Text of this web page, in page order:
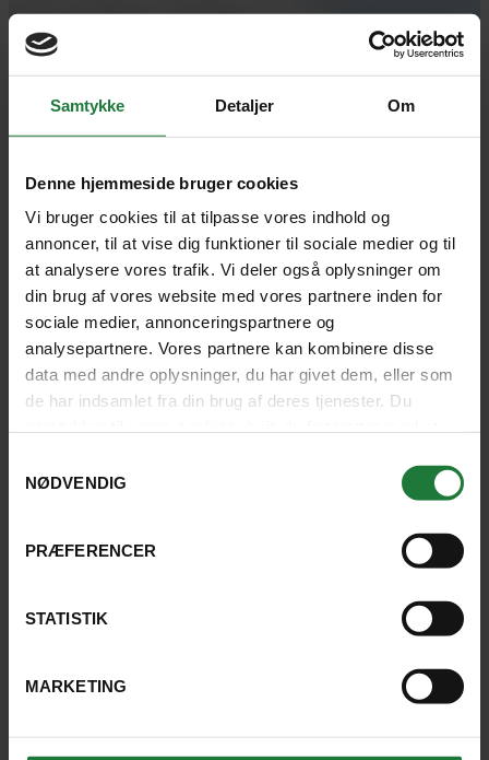
Samtykke Detaljer Om
Denne hjemmeside bruger cookies
Vi bruger cookies til at tilpasse vores indhold og
annoncer, til at vise dig funktioner til sociale medier og til
at analysere vores trafik. Vi deler også oplysninger om
din brug af vores website med vores partnere inden for
sociale medier, annonceringspartnere og
analysepartnere. Vores partnere kan kombinere disse
data med andre oplysninger, du har givet dem, eller som
de har indsamlet fra din brug af deres tjenester. Du
NØDVENDIG
PRÆFERENCER
STATISTIK
MARKETING
- Sejlads til Diskoøen med let frokost,
kaffemik og aftensmad på Hotel Disko
- 2-3 timers vandretur til Sermermiut-
bopladsen og Kællingekløften
- Sejlads til Egigletsjeren med let frokost